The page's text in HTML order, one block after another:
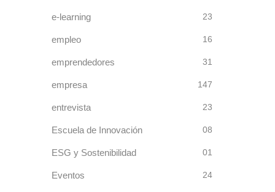
e-learning 23
empleo 16
emprendedores 31
empresa 147
entrevista 23
Escuela de Innovación 08
ESG y Sostenibilidad 01
Eventos 24